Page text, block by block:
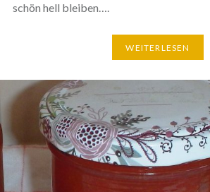
schön hell bleiben….
WEITERLESEN